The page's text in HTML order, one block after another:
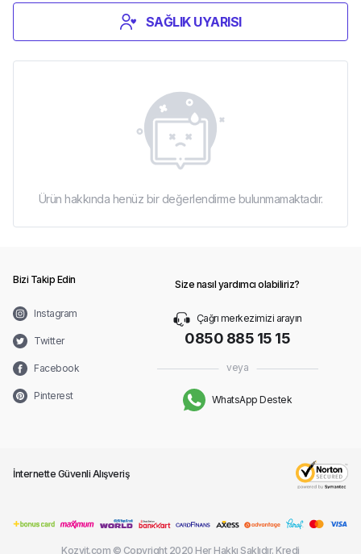
SAĞLIK UYARISI
Ürün hakkında henüz bir değerlendirme bulunmamaktadır.
Bizi Takip Edin
Instagram
Twitter
Facebook
Pinterest
Size nasıl yardımcı olabiliriz?
Çağrı merkezimizi arayın
0850 885 15 15
veya
WhatsApp Destek
İnternette Güvenli Alışveriş
Kozvit.com © Copyright 2020 Her Hakkı Saklıdır. Kredi